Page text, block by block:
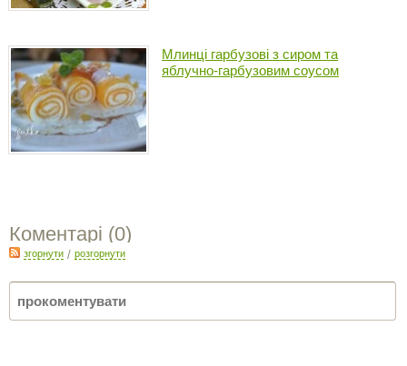
Млинці гарбузові з сиром та
яблучно-гарбузовим соусом
Коментарі (0)
згорнути / розгорнути